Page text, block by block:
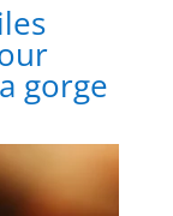
gorge